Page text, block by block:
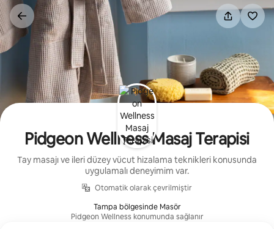
İçeriğe
atla
Pidgeon Wellness Masaj Terapisi
Tay masajı ve ileri düzey vücut hizalama teknikleri konusunda
uygulamalı deneyimim var.
Otomatik olarak çevrilmiştir
Tampa bölgesinde Masör
Pidgeon Wellness konumunda sağlanır